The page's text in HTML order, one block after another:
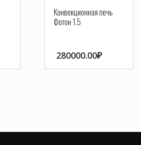
Конвекционная печь
Фотон 1.5
280000.00₽